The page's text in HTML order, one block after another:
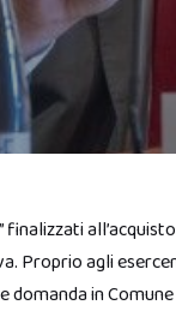
Proprio agli
in